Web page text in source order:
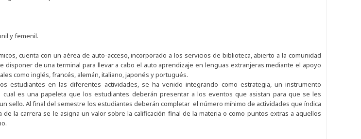
y femenil.
cuenta con un aérea de auto-acceso, incorporado a los servicios de biblioteca, abierto a la comunidad
disponer de una terminal para llevar a cabo el auto aprendizaje en lenguas extranjeras mediante el apoyo
como inglés, francés, alemán, italiano, japonés y portugués.
estudiantes en las diferentes actividades, se ha venido integrando como estrategia, un instrumento
cual es una papeleta que los estudiantes deberán presentar a los eventos que asistan para que se les
sello. Al final del semestre los estudiantes deberán completar el número mínimo de actividades que índica
de la carrera se le asigna un valor sobre la calificación final de la materia o como puntos extras a aquellos